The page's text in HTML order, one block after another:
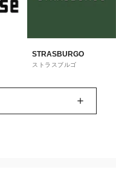
STRASBURGO
ストラスブルゴ